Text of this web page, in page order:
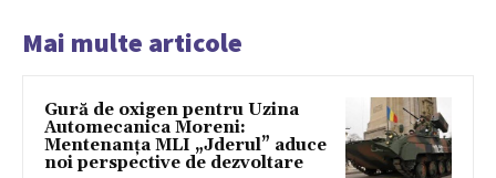
Mai multe articole
Gură de oxigen pentru Uzina
Automecanica Moreni:
Mentenanța MLI „Jderul” aduce
noi perspective de dezvoltare